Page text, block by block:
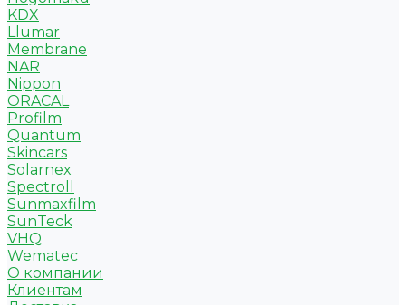
KDX
Llumar
Membrane
NAR
Nippon
ORACAL
Profilm
Quantum
Skincars
Solarnex
Spectroll
Sunmaxfilm
SunTeck
VHQ
Wematec
О компании
Клиентам